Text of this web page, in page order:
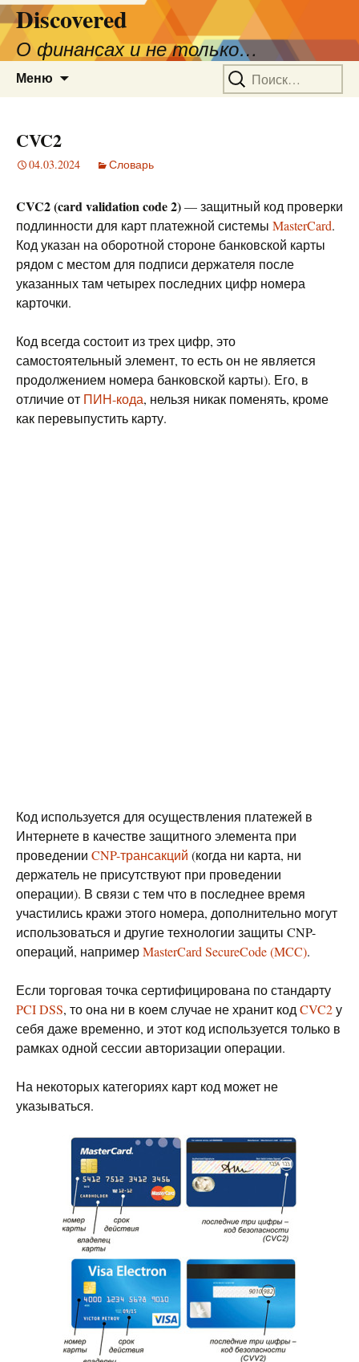
Discovered
О финансах и не только…
Меню Найти:
CVC2
04.03.2024 Словарь
CVC2 (card validation code 2)— защитный код проверки
подлинности для карт платежной системы MasterCard.
Код указан на оборотной стороне банковской карты
рядом с местом для подписи держателя после
указанных там четырех последних цифр номера
карточки.
Код всегда состоит из трех цифр, это
самостоятельный элемент, то есть он не является
продолжением номера банковской карты). Его, в
отличие от ПИН-кода, нельзя никак поменять, кроме
как перевыпустить карту.
Код используется для осуществления платежей в
Интернете в качестве защитного элемента при
проведении CNP-трансакций (когда ни карта, ни
держатель не присутствуют при проведении
операции). В связи с тем что в последнее время
участились кражи этого номера, дополнительно могут
использоваться и другие технологии защиты CNP-
операций, напримерMasterCard SecureCode (MCC).
Если торговая точка сертифицирована по стандарту
PCI DSS, то она ни в коем случае не хранит код CVC2у
себя даже временно, и этот код используется только в
рамках одной сессии авторизации операции.
На некоторых категориях карт код может не
указываться.